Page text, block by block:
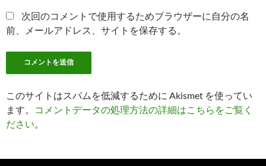
次回のコメントで使用するためブラウザーに自分の名
前、メールアドレス、サイトを保存する。
このサイトはスパムを低減するために Akismet を使ってい
ます。
コメントデータの処理方法の詳細はこちらをご覧く
ださい。